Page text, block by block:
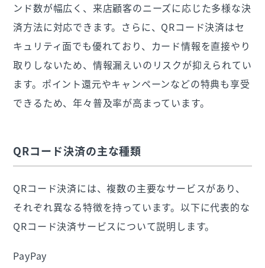
ンド数が幅広く、来店顧客のニーズに応じた多様な決
済方法に対応できます。さらに、QRコード決済はセ
キュリティ面でも優れており、カード情報を直接やり
取りしないため、情報漏えいのリスクが抑えられてい
ます。ポイント還元やキャンペーンなどの特典も享受
できるため、年々普及率が高まっています。
QRコード決済の主な種類
QRコード決済には、複数の主要なサービスがあり、
それぞれ異なる特徴を持っています。以下に代表的な
QRコード決済サービスについて説明します。
PayPay